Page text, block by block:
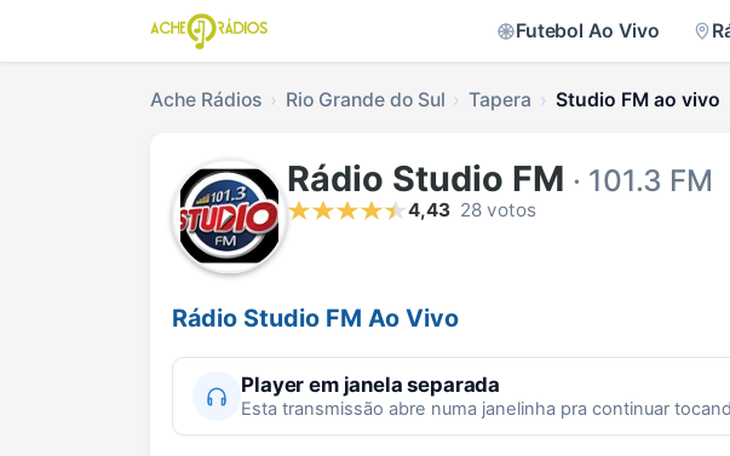
Futebol Ao Vivo
Ache Rádios Rio Grande do Sul Tapera Studio FM ao vivo
Rádio Studio FM · 101.3 FM
4,43 28 votos
Rádio Studio FM Ao Vivo
Player em janela separada
Esta transmissão abre numa janelinha pra continuar